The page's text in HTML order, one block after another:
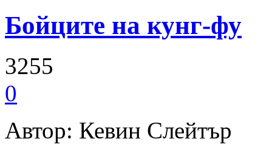
Бойците на кунг-фу
3255
0
Автор: Кевин Слейтър